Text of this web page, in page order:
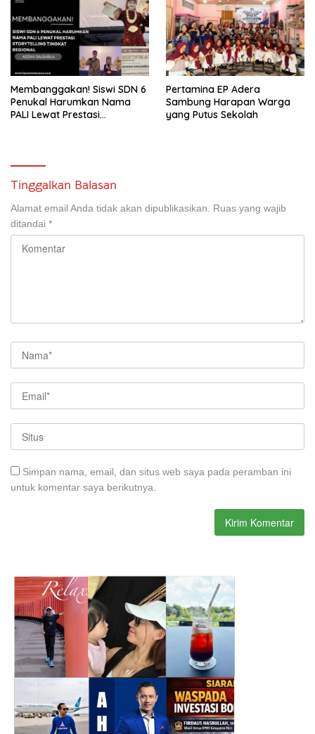
Membanggakan! Siswi SDN 6
Penukal Harumkan Nama
PALI Lewat Prestasi
Pertamina EP Adera
Sambung Harapan Warga
yang Putus Sekolah
Tinggalkan Balasan
Alamat email Anda tidak akan dipublikasikan.
Ruas yang wajib
ditandai *
Simpan nama, email, dan situs web saya pada peramban ini
untuk komentar saya berikutnya.